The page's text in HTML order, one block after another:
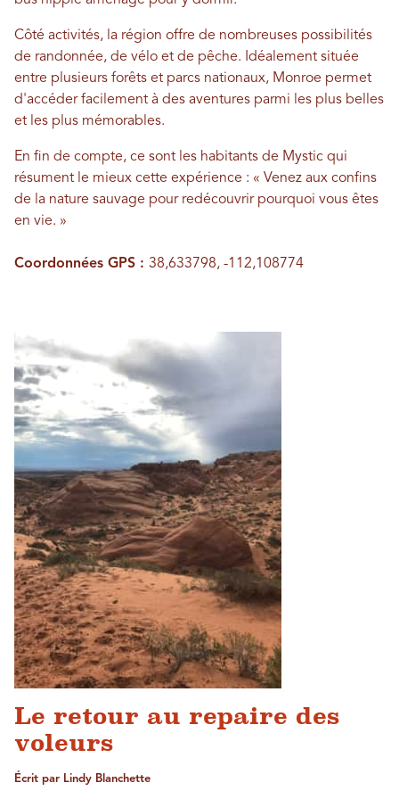
Côté activités, la région offre de nombreuses possibilités
de randonnée, de vélo et de pêche. Idéalement située
entre plusieurs forêts et parcs nationaux, Monroe permet
d'accéder facilement à des aventures parmi les plus belles
et les plus mémorables.
En fin de compte, ce sont les habitants de Mystic qui
résument le mieux cette expérience : « Venez aux confins
de la nature sauvage pour redécouvrir pourquoi vous êtes
en vie. »
Coordonnées GPS : 38,633798, -112,108774
Le retour au repaire des
voleurs
Écrit par Lindy Blanchette